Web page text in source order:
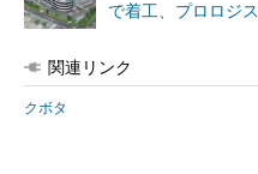
で着工、プロロジス
関連リンク
クボタ